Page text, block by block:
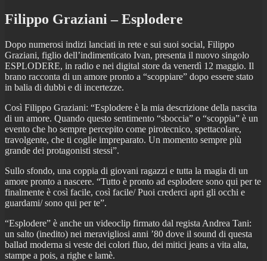
Filippo Graziani – Esplodere
Dopo numerosi indizi lanciati in rete e sui suoi social, Filippo
Graziani, figlio dell’indimenticato Ivan, presenta il nuovo singolo
ESPLODERE, in radio e nei digital store da venerdì 12 maggio. Il
brano racconta di un amore pronto a “scoppiare” dopo essere stato
in balia di dubbi e di incertezze.
Così Filippo Graziani: “Esplodere è la mia descrizione della nascita
di un amore. Quando questo sentimento “sboccia” o “scoppia” è un
evento che ho sempre percepito come pirotecnico, spettacolare,
travolgente, che ti coglie impreparato. Un momento sempre più
grande dei protagonisti stessi”.
Sullo sfondo, una coppia di giovani ragazzi e tutta la magia di un
amore pronto a nascere. “Tutto è pronto ad esplodere sono qui per te
finalmente è così facile, così facile/ Puoi crederci apri gli occhi e
guardami/ sono qui per te”.
“Esplodere” è anche un videoclip firmato dal regista Andrea Tani:
un salto (inedito) nei meravigliosi anni ’80 dove il sound di questa
ballad moderna si veste dei colori fluo, dei mitici jeans a vita alta,
stampe a pois, a righe e lamè.